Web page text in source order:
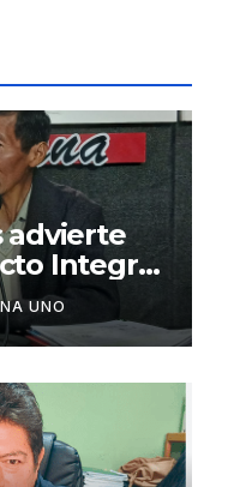
advierte
Integral
para
UNO